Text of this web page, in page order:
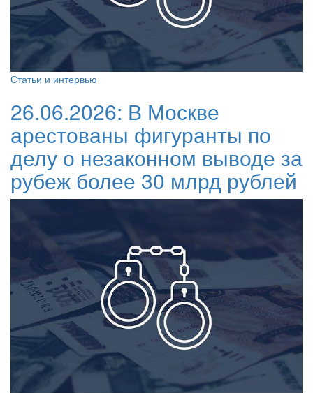
Статьи и интервью
26.06.2026: В Москве
арестованы фигуранты по
делу о незаконном выводе за
рубеж более 30 млрд рублей